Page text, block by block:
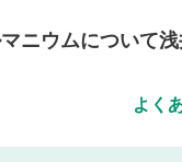
ニウムについて
よく